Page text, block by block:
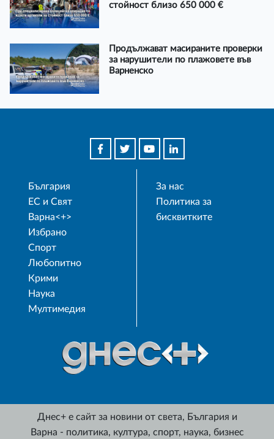
стойност близо 650 000 €
Продължават масираните проверки
за нарушители по плажовете във
Варненско
България
ЕС и Свят
Варна<+>
Избрано
Спорт
Любопитно
Крими
Наука
Мултимедия
За нас
Политика за
бисквитките
Днес+ е сайт за новини от света, България и
Варна - политика, култура, спорт, наука, бизнес